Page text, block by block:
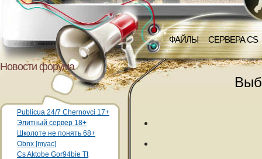
ФАЙЛЫ СЕРВЕРА CS
Новости форума
Publicua 24/7 Chernovci 17+
Элитный сервер 18+
Школоте не понять 68+
Obnx [myac]
Cs Aktobe Gor94bie Tt